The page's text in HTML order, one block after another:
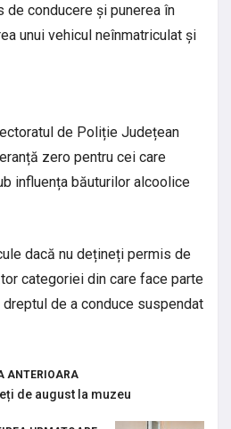
conducere și punerea în
unui vehicul neînmatriculat și
de Poliție Județean
zero pentru cei care
influența băuturilor alcoolice
dacă nu dețineți permis de
categoriei din care face parte
de a conduce suspendat
ANTERIOARA
de august la muzeu